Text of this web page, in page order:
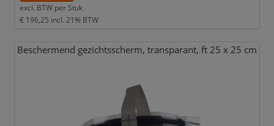
excl. BTW per Stuk
€ 196,25 incl. 21% BTW
Beschermend gezichtsscherm, transparant, ft 25 x 25 cm